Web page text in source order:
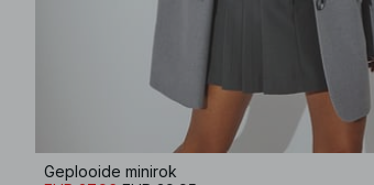
Geplooide minirok